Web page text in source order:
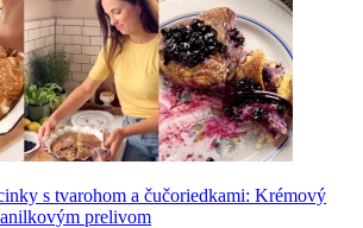
s tvarohom a čučoriedkami: Krémový
prelivom